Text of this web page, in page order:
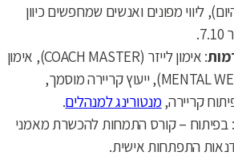
(2024-היום), ליווי מפונים ואנשים שמחפשים כיוון
: אימון לייזר (COACH MASTER), אימון
מנטלי (MENTAL WELLNESS), ייעוץ קריירה מוסמך,
קריירה,מנטורינג למנהלים.
: בפיתוח – קורס התמחות להכשרת מאמני
התפתחות אישית.